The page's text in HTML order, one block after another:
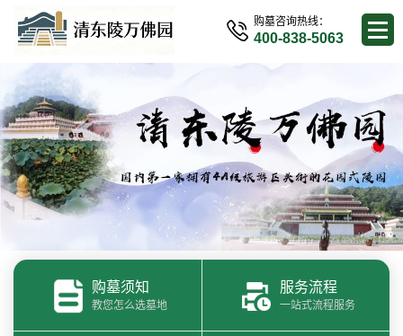
购墓咨询热线：
400-838-5063
购墓须知
教您怎么选墓地
服务流程
一站式流程服务